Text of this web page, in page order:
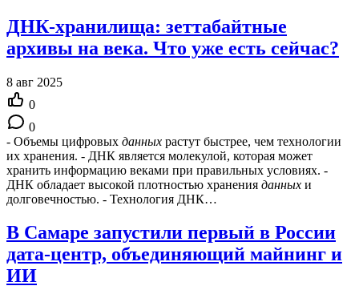
ДНК-хранилища: зеттабайтные
архивы на века. Что уже есть сейчас?
8 авг 2025
0
0
- Объемы цифровых данных растут быстрее, чем технологии
их хранения. - ДНК является молекулой, которая может
хранить информацию веками при правильных условиях. -
ДНК обладает высокой плотностью хранения данных и
долговечностью. - Технология ДНК…
В Самаре запустили первый в России
дата-центр, объединяющий майнинг и
ИИ